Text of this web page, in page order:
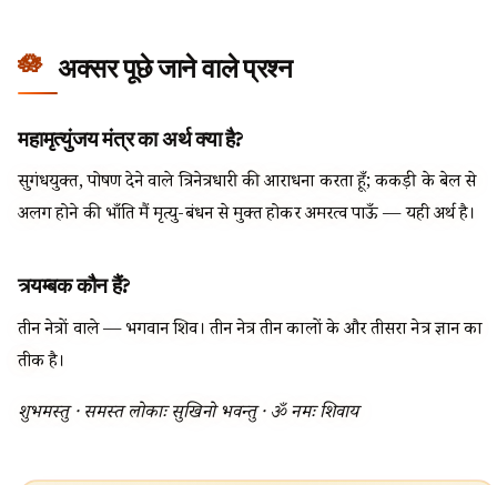
अक्सर पूछे जाने वाले प्रश्न
महामृत्युंजय मंत्र का अर्थ क्या है?
सुगंधयुक्त, पोषण देने वाले त्रिनेत्रधारी की आराधना करता हूँ; ककड़ी के बेल से
अलग होने की भाँति मैं मृत्यु-बंधन से मुक्त होकर अमरत्व पाऊँ — यही अर्थ है।
त्र्यम्बक कौन हैं?
तीन नेत्रों वाले — भगवान शिव। तीन नेत्र तीन कालों के और तीसरा नेत्र ज्ञान का
प्रतीक है।
शुभमस्तु · समस्त लोकाः सुखिनो भवन्तु · ॐ नमः शिवाय